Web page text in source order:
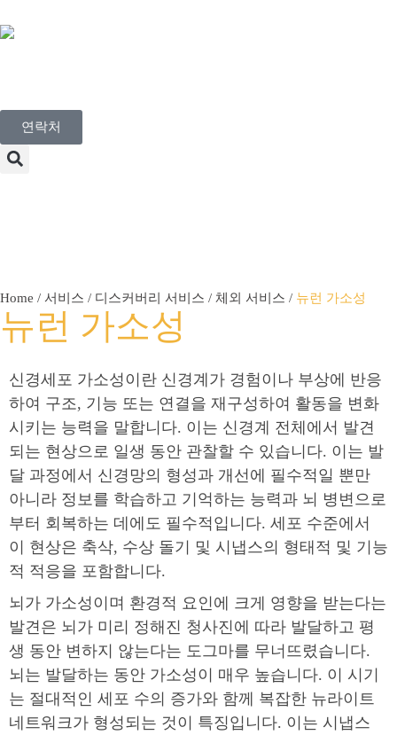
연락처
Home / 서비스 / 디스커버리 서비스 / 체외 서비스 / 뉴런 가소성
뉴런 가소성
신경세포 가소성이란 신경계가 경험이나 부상에 반응
하여 구조, 기능 또는 연결을 재구성하여 활동을 변화
시키는 능력을 말합니다. 이는 신경계 전체에서 발견
되는 현상으로 일생 동안 관찰할 수 있습니다. 이는 발
달 과정에서 신경망의 형성과 개선에 필수적일 뿐만
아니라 정보를 학습하고 기억하는 능력과 뇌 병변으로
부터 회복하는 데에도 필수적입니다. 세포 수준에서
이 현상은 축삭, 수상 돌기 및 시냅스의 형태적 및 기능
적 적응을 포함합니다.
뇌가 가소성이며 환경적 요인에 크게 영향을 받는다는
발견은 뇌가 미리 정해진 청사진에 따라 발달하고 평
생 동안 변하지 않는다는 도그마를 무너뜨렸습니다.
뇌는 발달하는 동안 가소성이 매우 높습니다. 이 시기
는 절대적인 세포 수의 증가와 함께 복잡한 뉴라이트
네트워크가 형성되는 것이 특징입니다. 이는 시냅스